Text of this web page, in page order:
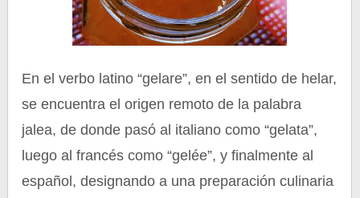
En el verbo latino “gelare”, en el sentido de helar,
se encuentra el origen remoto de la palabra
jalea, de donde pasó al italiano como “gelata”,
luego al francés como “gelée”, y finalmente al
español, designando a una preparación culinaria